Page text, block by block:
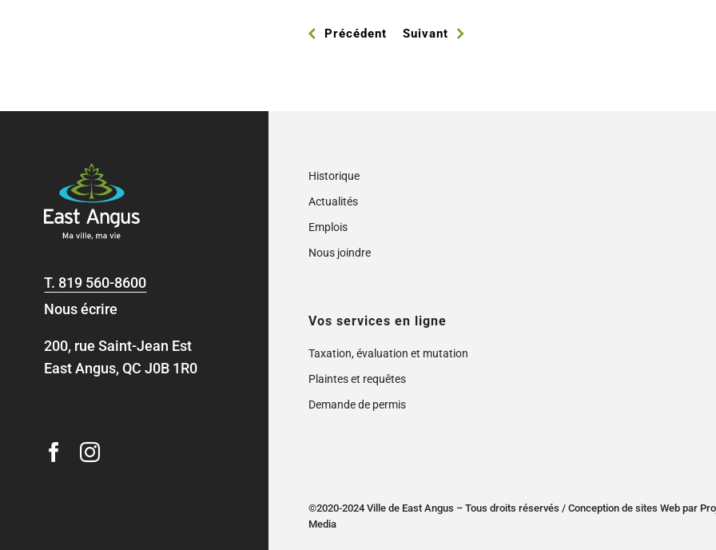
Précédent Suivant
T. 819 560-8600
Nous écrire
200, rue Saint-Jean Est
East Angus, QC J0B 1R0
Historique
Actualités
Emplois
Nous joindre
Vos services en ligne
Taxation, évaluation et mutation
Plaintes et requêtes
Demande de permis
©2020-2024 Ville de East Angus – Tous droits réservés /Conception de sites Web par
Media